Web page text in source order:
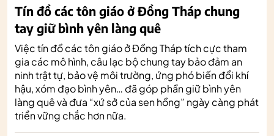
Tín đồ các tôn giáo ở Đồng Tháp chung
tay giữ bình yên làng quê
Việc tín đồ các tôn giáo ở Đồng Tháp tích cực tham
gia các mô hình, câu lạc bộ chung tay bảo đảm an
ninh trật tự, bảo vệ môi trường, ứng phó biến đổi khí
hậu, xóm đạo bình yên… đã góp phần giữ bình yên
làng quê và đưa “xứ sở của sen hồng” ngày càng phát
triển vững chắc hơn nữa.